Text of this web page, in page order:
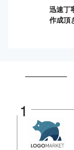
迅速丁
作成頂